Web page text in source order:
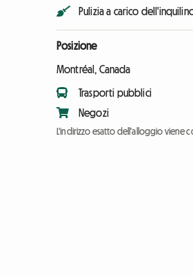
Pulizia a carico
Posizione
Montréal, Canada
Trasporti pubblici
Negozi
L'indirizzo esatto dell'alloggio viene